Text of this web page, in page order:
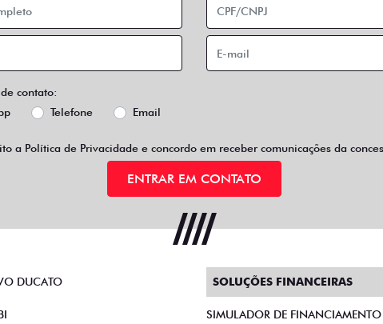
contato:
Telefone Email
a Política de Privacidadee concordo em receber comunicações da
ENTRAR EM CONTATO
DUCATO SOLUÇÕES FINANCEIRAS
SIMULADOR DE FINANCIAMENTO